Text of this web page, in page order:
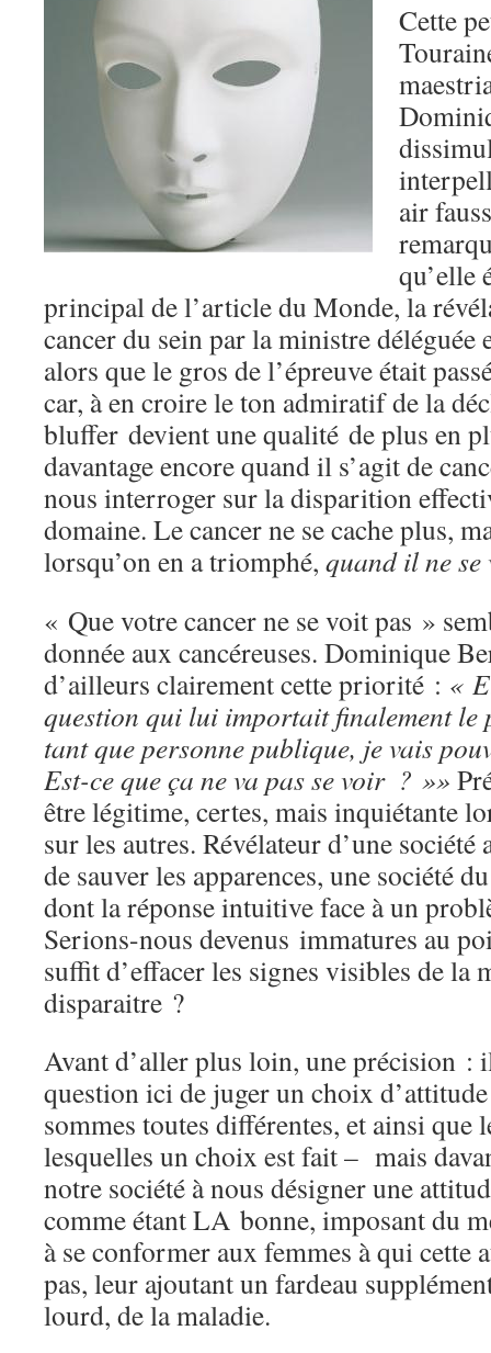
Cette
air
qu’elle
principal de l’article du Monde, la
cancer du sein par la ministre déléguée
alors que le gros de l’épreuve était
car, à en croire le ton admiratif de la
bluffer devient une qualité de plus en
davantage encore quand il s’agit de
nous interroger sur la disparition
domaine. Le cancer ne se cache plus,
lorsqu’on en a triomphé, quand il ne
« Que votre cancer ne se voit pas »
donnée aux cancéreuses. Dominique
d’ailleurs clairement cette priorité : «
question qui lui importait finalement le
tant que personne publique, je vais
Est-ce que ça ne va pas se voir ? »»
être légitime, certes, mais inquiétante
sur les autres. Révélateur d’une
de sauver les apparences, une société
dont la réponse intuitive face à un
Serions-nous devenus immatures au
suffit d’effacer les signes visibles de la
disparaitre ?
Avant d’aller plus loin, une précision :
question ici de juger un choix
sommes toutes différentes, et ainsi que
lesquelles un choix est fait – mais
notre société à nous désigner une
comme étant LA bonne, imposant du
à se conformer aux femmes à qui cette
pas, leur ajoutant un fardeau
lourd, de la maladie.